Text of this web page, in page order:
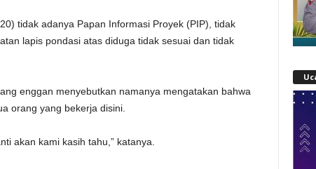
tidak adanya Papan Informasi Proyek (PIP), tidak
lapis pondasi atas diduga tidak sesuai dan tidak
enggan menyebutkan namanya mengatakan bahwa
orang yang bekerja disini.
akan kami kasih tahu,” katanya.